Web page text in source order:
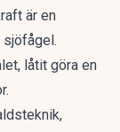
är en
låtit göra en